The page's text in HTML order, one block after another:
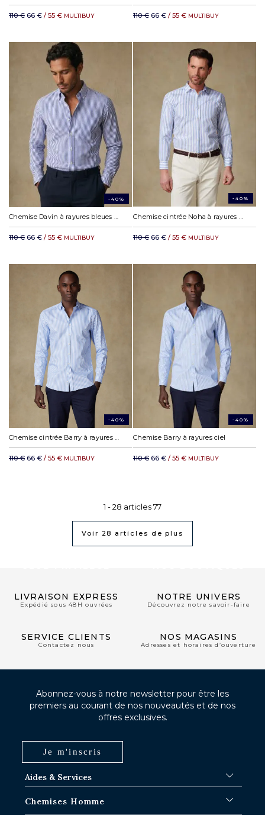
110 € 66 € / 55 € MULTIBUY 110 € 66 € / 55 € MULTIBUY
-40%
110 € 66 € / 55 € MULTIBUY
-40%
110 € 66 € / 55 € MULTIBUY
-40%
Chemise cintrée Barry à rayures ciel
110 € 66 € / 55 € MULTIBUY
-40%
Chemise Barry à rayures ciel
110 € 66 € / 55 € MULTIBUY
1 -28 articles77
Voir 28 articles de plus
LIVRAISON EXPRESS
Expédié sous 48H ouvrées
NOTRE UNIVERS
Découvrez notre savoir-faire
SERVICE CLIENTS
Contactez nous
NOS MAGASINS
Adresses et horaires d’ouverture
Aides & Services
Délais d'expédition
Chemises Homme
Abonnez-vous à notre newsletter pour être les
premiers au courant de nos nouveautés et de nos
offres exclusives.
Je m'inscris